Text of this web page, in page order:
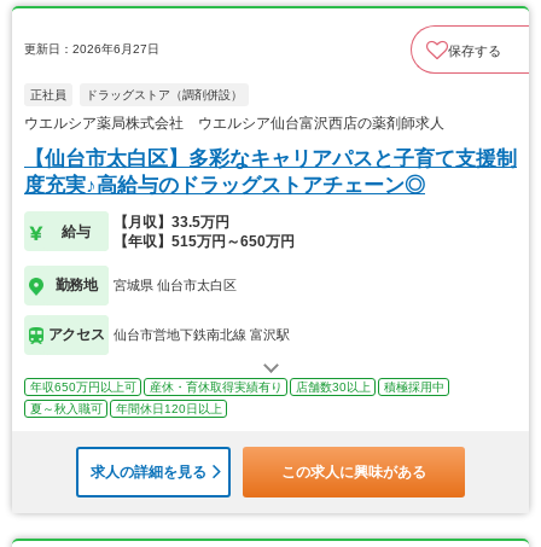
更新日：2026年6月27日 保存する
正社員 ドラッグストア（調剤併設）
ウエルシア薬局株式会社 ウエルシア仙台富沢西店の薬剤師求人
【仙台市太白区】多彩なキャリアパスと子育て支援制
度充実♪高給与のドラッグストアチェーン◎
給与
【月収】33.5万円
【年収】515万円～650万円
勤務地 宮城県 仙台市太白区
アクセス 仙台市営地下鉄南北線 富沢駅
年収650万円以上可 産休・育休取得実績有り 店舗数30以上
積極採用中
夏～秋入職可
年間休日120日以上
求人の詳細を見る この求人に興味がある